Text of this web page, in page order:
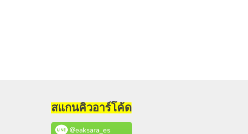
สแกนคิวอาร์โค้ด
@eaksara_es